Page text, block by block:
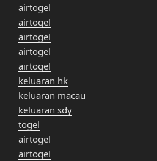
airtogel
airtogel
airtogel
airtogel
airtogel
keluaran hk
keluaran macau
keluaran sdy
togel
airtogel
airtogel